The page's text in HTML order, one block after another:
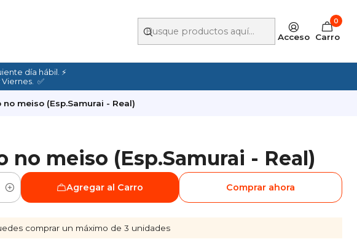
Acceso
0
Carro
día hábil. ⚡
✅
no meiso (Esp.Samurai - Real)
no meiso (Esp.Samurai - Real)
Agregar al Carro Comprar ahora
comprar un máximo de 3 unidades